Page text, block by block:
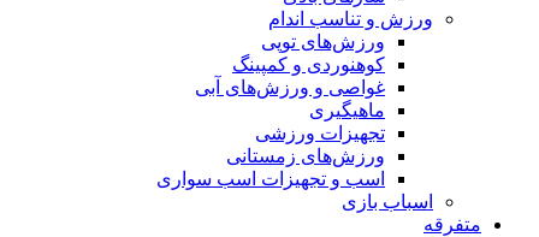
ورزش و تناسب اندام
ورزش‌های توپی
کوهنوردی و کمپینگ
غواصی و ورزش‌های آبی
ماهیگیری
تجهیزات ورزشی
ورزش‌های زمستانی
اسب و تجهیزات اسب سواری
اسباب‌ بازی
متفرقه